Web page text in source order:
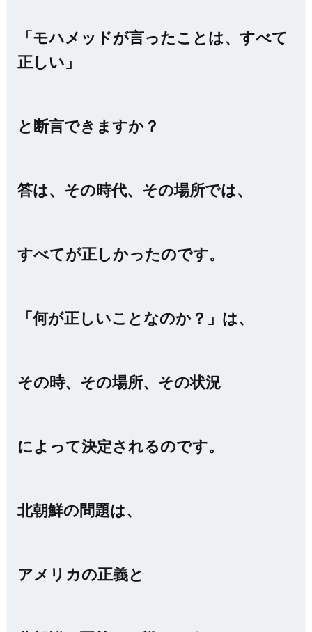
「モハメッドが言ったことは、すべて
正しい」
と断言できますか？
答は、その時代、その場所では、
すべてが正しかったのです。
「何が正しいことなのか？」は、
その時、その場所、その状況
によって決定されるのです。
北朝鮮の問題は、
アメリカの正義と